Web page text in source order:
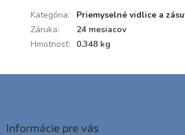
Kategória:
Priemyselné vidlice a
Záruka:
24 mesiacov
Hmotnosť: 0.348 kg
Informácie pre vás